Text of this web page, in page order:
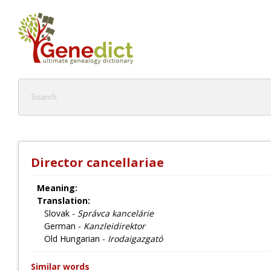
Director cancellariae
Meaning:
Translation:
Slovak - Správca kancelárie
German - Kanzleidirektor
Old Hungarian - Irodaigazgató
Similar words